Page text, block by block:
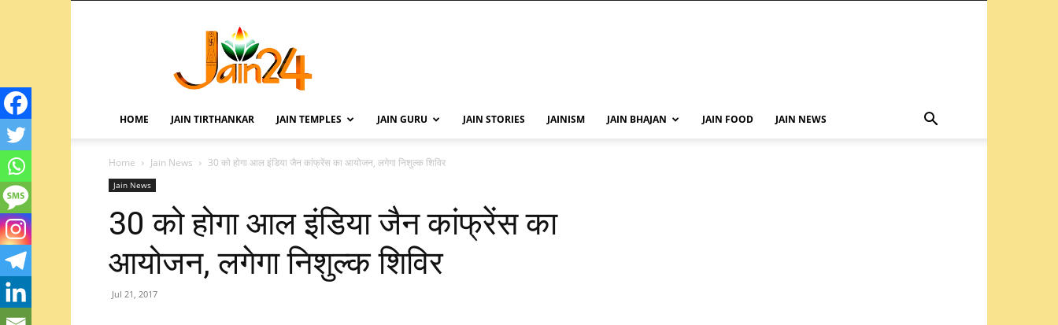
HOME JAIN TIRTHANKAR JAIN TEMPLES JAIN GURU JAIN STORIES JAINISM JAIN BHAJAN JAIN FOOD JAIN NEWS
Home Jain News 30 को होगा आल इंडिया जैन कांफ्रेंस का आयोजन, लगेगा निशुल्क शिविर
Jain News
30 को होगा आल इंडिया जैन कांफ्रेंस का
आयोजन, लगेगा निशुल्क शिविर
Jul 21, 2017